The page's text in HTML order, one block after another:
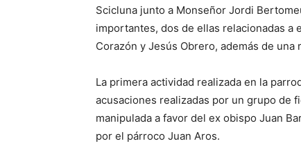
Scicluna junto a Monseñor Jordi
importantes, dos de ellas relacionadas a
Corazón y Jesús Obrero, además de
La primera actividad realizada en la
acusaciones realizadas por un grupo de
manipulada a favor del ex obispo Juan
por el párroco Juan Aros.